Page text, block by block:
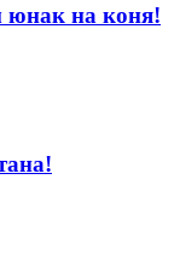
юнак на коня!